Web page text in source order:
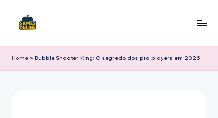
B
Home » Bubble Shooter King: O segredo dos pro players em 2026